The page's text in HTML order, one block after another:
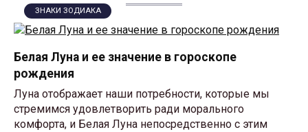
ЗНАКИ ЗОДИАКА
Белая Луна и ее значение в гороскопе
рождения
Луна отображает наши потребности, которые мы
стремимся удовлетворить ради морального
комфорта, и Белая Луна непосредственно с этим